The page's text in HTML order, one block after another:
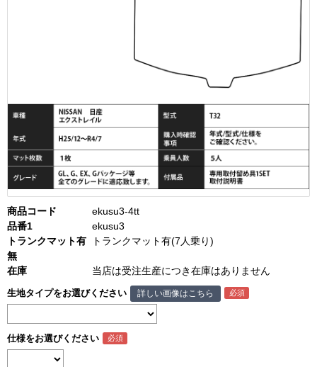
商品コード
ekusu3-4tt
品番1
ekusu3
トランクマット有
無
トランクマット有(7人乗り)
在庫 当店は受注生産につき在庫はありません
生地タイプをお選びください 詳しい画像はこちら
仕様をお選びください